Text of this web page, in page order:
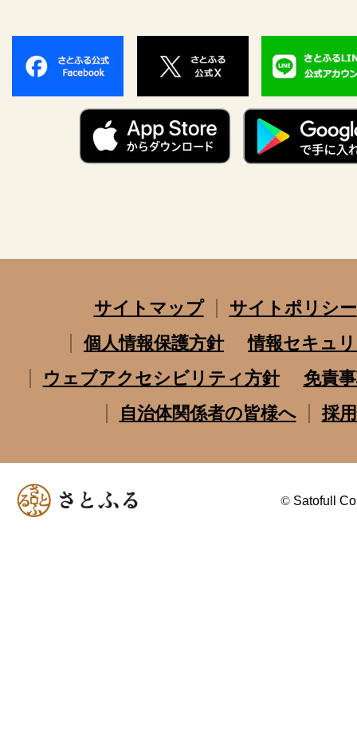
サイトマップ
サイトポリシー
個人情報保護方針
情報セキュ
ウェブアクセシビリティ方針
免責
自治体関係者の皆様へ
採
© Satofull